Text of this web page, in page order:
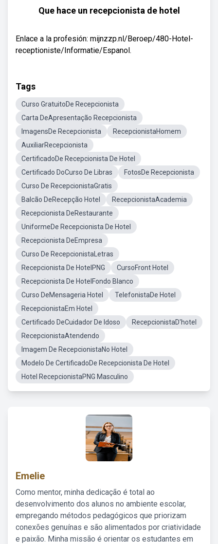
Que hace un recepcionista de hotel
Enlace a la profesión: mijnzzp.nl/Beroep/480-Hotel-
receptioniste/Informatie/Espanol.
Tags
Curso GratuitoDe Recepcionista
Carta DeApresentação Recepcionista
ImagensDe Recepcionista
RecepcionistaHomem
AuxiliarRecepcionista
CertificadoDe Recepcionista De Hotel
Certificado DoCurso De Libras
FotosDe Recepcionista
Curso De RecepcionistaGratis
Balcão DeRecepção Hotel
RecepcionistaAcademia
Recepcionista DeRestaurante
UniformeDe Recepcionista De Hotel
Recepcionista DeEmpresa
Curso De RecepcionistaLetras
Recepcionista De HotelPNG
CursoFront Hotel
Recepcionista De HotelFondo Blanco
Curso DeMensageria Hotel
TelefonistaDe Hotel
RecepcionistaEm Hotel
Certificado DeCuidador De Idoso
RecepcionistaD'hotel
RecepcionistaAtendendo
Imagem De RecepcionistaNo Hotel
Modelo De CertificadoDe Recepcionista De Hotel
Hotel RecepcionistaPNG Masculino
Emelie
Como mentor, minha dedicação é total ao
desenvolvimento dos alunos no ambiente escolar,
empregando métodos pedagógicos que priorizam
conexões genuínas e são alimentados por criatividade
e paixão. Minha missão é orientar os estudantes em